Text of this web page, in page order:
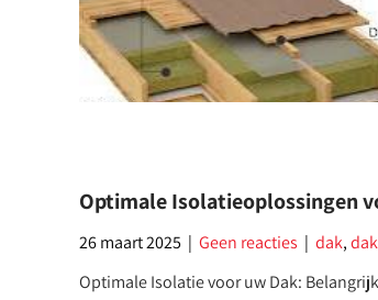
Optimale Isolatieoplossingen
26 maart 2025 | Geen reacties | dak,
Optimale Isolatie voor uw Dak: